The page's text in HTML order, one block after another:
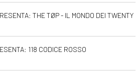
THE TØP - IL MONDO DEI TWENTY
118 CODICE ROSSO